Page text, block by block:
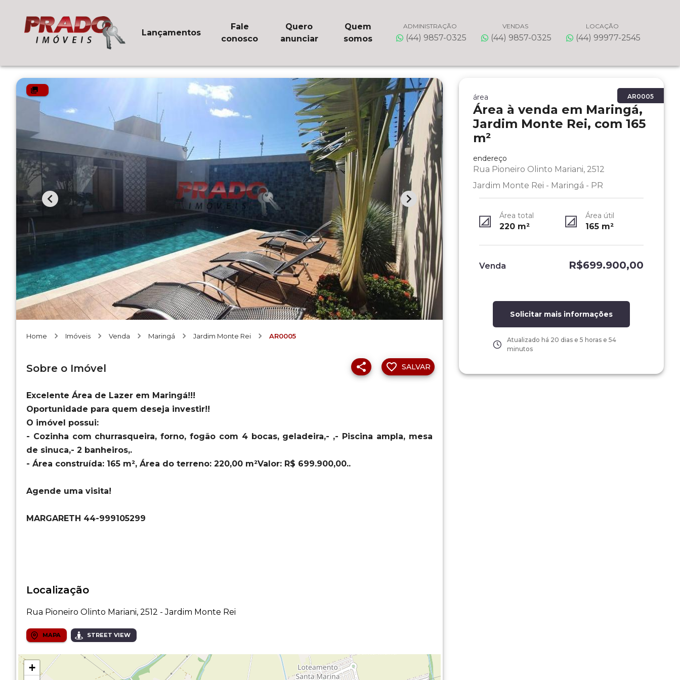
Lançamentos
Fale
conosco
Quero
anunciar
Quem
somos
ADMINISTRAÇÃO
(44) 9857-0325
VENDAS
(44) 9857-0325
LOCAÇÃO
(44) 99977-2545
Home Imóveis Venda Maringá Jardim Monte Rei AR0005
Sobre o Imóvel
Excelente Área de Lazer em Maringá!!!
Oportunidade para quem deseja investir!!
O imóvel possui:
- Cozinha com churrasqueira, forno, fogão com 4 bocas, geladeira,- ,- Piscina ampla, mesa
de sinuca,- 2 banheiros,.
- Área construída: 165 m², Área do terreno: 220,00 m²Valor: R$ 699.900,00..
Agende uma visita!
MARGARETH 44-999105299
SALVAR
Localização
Rua Pioneiro Olinto Mariani, 2512 - Jardim Monte Rei
MAPA STREET VIEW
+
AR0005
área
Área à venda em Maringá,
Jardim Monte Rei, com 165
m²
endereço
Rua Pioneiro Olinto Mariani, 2512
Jardim Monte Rei - Maringá - PR
Área total
220m²
Área útil
165 m²
Venda R$699.900,00
Solicitar mais informações
Atualizado há 20 dias e 5 horas e 54
minutos